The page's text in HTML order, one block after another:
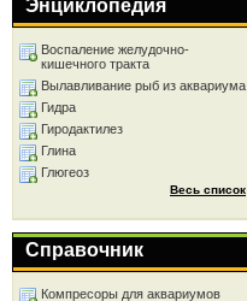
Энциклопедия
Воспаление желудочно-
кишечного тракта
Вылавливание рыб из аквариума
Гидра
Гиродактилез
Глина
Глюгеоз
Весь список
Справочник
Компресоры для аквариумов